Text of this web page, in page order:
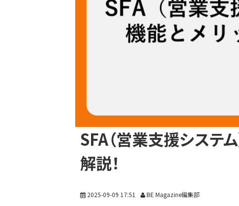
SFA（営業支援システ
解説！
2025-09-09 17:51 BE Magazine編集部